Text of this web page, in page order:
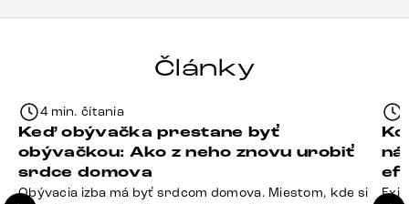
Články
4 min. čítania
Keď obývačka prestane byť
obývačkou: Ako z neho znovu urobiť
srdce domova
Obývacia izba má byť srdcom domova. Miestom, kde si